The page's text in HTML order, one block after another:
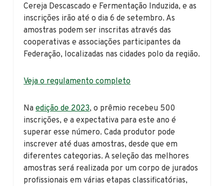
Cereja Descascado e Fermentação Induzida, e as
inscrições irão até o dia 6 de setembro. As
amostras podem ser inscritas através das
cooperativas e associações participantes da
Federação, localizadas nas cidades polo da região.
Veja o regulamento completo
Naedição de 2023, o prêmio recebeu 500
inscrições, e a expectativa para este ano é
superar esse número. Cada produtor pode
inscrever até duas amostras, desde que em
diferentes categorias. A seleção das melhores
amostras será realizada por um corpo de jurados
profissionais em várias etapas classificatórias,